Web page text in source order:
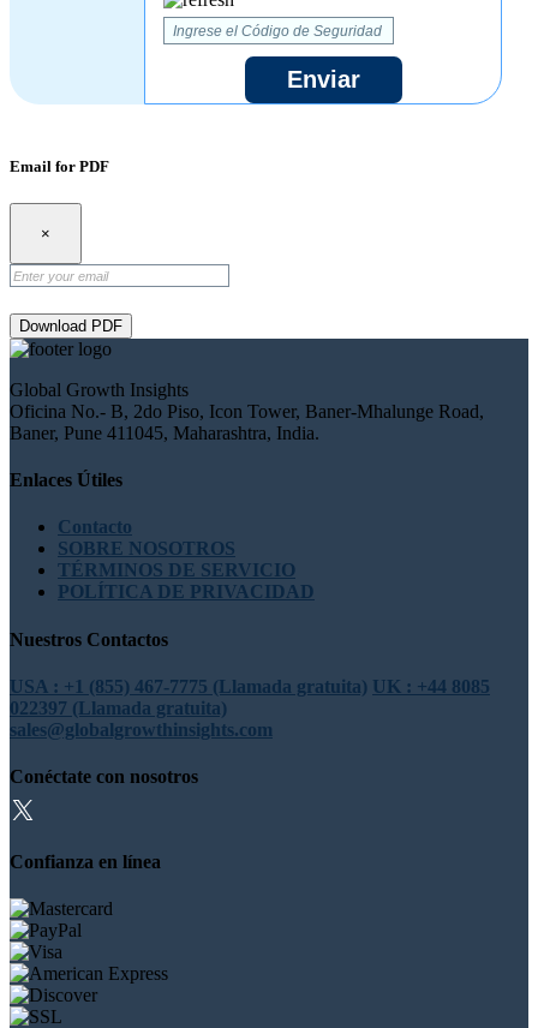
Enviar
Email for PDF
×
Download PDF
Global Growth Insights
Oficina No.- B, 2do Piso, Icon Tower, Baner-Mhalunge Road,
Baner, Pune 411045, Maharashtra, India.
Enlaces Útiles
Contacto
SOBRE NOSOTROS
TÉRMINOS DE SERVICIO
POLÍTICA DE PRIVACIDAD
Nuestros Contactos
USA : +1 (855) 467-7775 (Llamada gratuita) UK : +44 8085
022397 (Llamada gratuita)
sales@globalgrowthinsights.com
Conéctate con nosotros
Confianza en línea